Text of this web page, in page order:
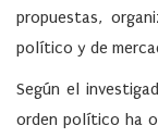
propuestas,
político y de
Según el
orden político ha